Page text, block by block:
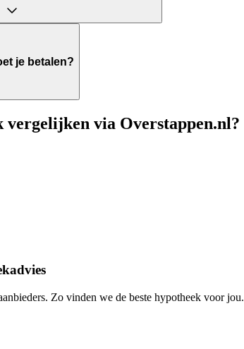
je betalen?
vergelijken via Overstappen.nl?
Zo vinden we de beste hypotheek voor jou.